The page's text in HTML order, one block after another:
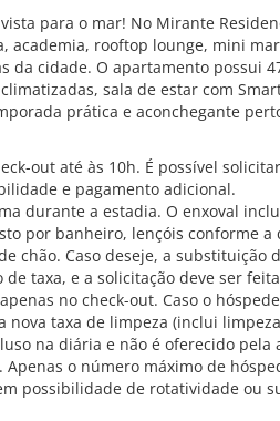
para o mar! No Mirante
academia, rooftop lounge, mini
da cidade. O apartamento possui
sala de estar com
prática e aconchegante
out até às 10h. É possível
e pagamento adicional.
durante a estadia. O enxoval
por banheiro, lençóis conforme a
chão. Caso deseje, a substituição
taxa, e a solicitação deve ser
no check-out. Caso o
taxa de limpeza (inclui
na diária e não é oferecido pela
Apenas o número máximo de
possibilidade de rotatividade ou